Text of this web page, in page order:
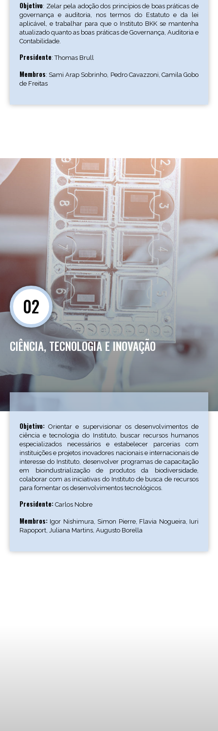
Objetivo: Zelar pela adoção dos princípios de boas práticas de
governança e auditoria, nos termos do Estatuto e da lei
aplicável, e trabalhar para que o Instituto BKK se mantenha
atualizado quanto as boas práticas de Governança, Auditoria e
Contabilidade.
Presidente: Thomas Brull
Membros: Sami Arap Sobrinho, Pedro Cavazzoni, Camila Gobo
de Freitas
02
CIÊNCIA, TECNOLOGIA E INOVAÇÃO
Objetivo: Orientar e supervisionar os desenvolvimentos de
ciência e tecnologia do Instituto, buscar recursos humanos
especializados necessários e estabelecer parcerias com
instituições e projetos inovadores nacionais e internacionais de
interesse do Instituto, desenvolver programas de capacitação
em bioindustrialização de produtos da biodiversidade,
colaborar com as iniciativas do Instituto de busca de recursos
para fomentar os desenvolvimentos tecnológicos.
Presidente: Carlos Nobre
Membros: Igor Nishimura, Simon Pierre, Flavia Nogueira, Iuri
Rapoport, Juliana Martins, Augusto Borella